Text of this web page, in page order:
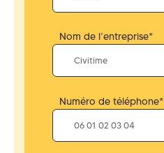
Nom de l’entreprise*
Numéro de téléphone*